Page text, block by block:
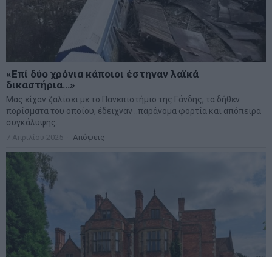
«Επί δύο χρόνια κάποιοι έστηναν λαϊκά
δικαστήρια…»
Μας είχαν ζαλίσει με το Πανεπιστήμιο της Γάνδης, τα δήθεν
πορίσματα του οποίου, έδειχναν ..παράνομα φορτία και απόπειρα
συγκάλυψης.
7 Απριλίου 2025 Απόψεις